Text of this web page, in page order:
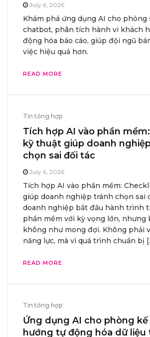
July 6, 2026
Khám phá ứng dụng AI cho phòng
chatbot, phân tích hành vi khách
động hóa báo cáo, giúp đội ngũ
việc hiệu quả hơn.
READ MORE
Tin tổng hợp
Tích hợp AI vào phần
kỹ thuật giúp doanh
chọn sai đối tác
July 6, 2026
Tích hợp AI vào phần mềm:
giúp doanh nghiệp tránh chọn sai
doanh nghiệp bắt đầu hành trình
phần mềm với kỳ vọng lớn, nhưng
không như mong đợi. Không phải
năng lực, mà vì quá trình chuẩn bị
READ MORE
Tin tổng hợp
Ứng dụng AI cho phòng kế
hướng tự động hóa dữ liệu